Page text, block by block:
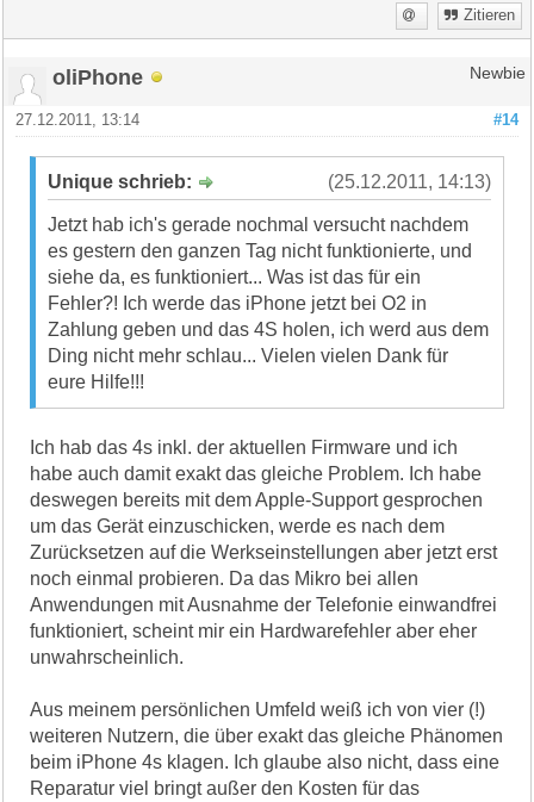
Zitieren
oliPhone Newbie
#14
27.12.2011, 13:14
(25.12.2011, 14:13)
Unique schrieb:
Jetzt hab ich's gerade nochmal versucht nachdem
es gestern den ganzen Tag nicht funktionierte, und
siehe da, es funktioniert... Was ist das für ein
Fehler?! Ich werde das iPhone jetzt bei O2 in
Zahlung geben und das 4S holen, ich werd aus dem
Ding nicht mehr schlau... Vielen vielen Dank für
eure Hilfe!!!
Ich hab das 4s inkl. der aktuellen Firmware und ich
habe auch damit exakt das gleiche Problem. Ich habe
deswegen bereits mit dem Apple-Support gesprochen
um das Gerät einzuschicken, werde es nach dem
Zurücksetzen auf die Werkseinstellungen aber jetzt erst
noch einmal probieren. Da das Mikro bei allen
Anwendungen mit Ausnahme der Telefonie einwandfrei
funktioniert, scheint mir ein Hardwarefehler aber eher
unwahrscheinlich.
Aus meinem persönlichen Umfeld weiß ich von vier (!)
weiteren Nutzern, die über exakt das gleiche Phänomen
beim iPhone 4s klagen. Ich glaube also nicht, dass eine
Reparatur viel bringt außer den Kosten für das